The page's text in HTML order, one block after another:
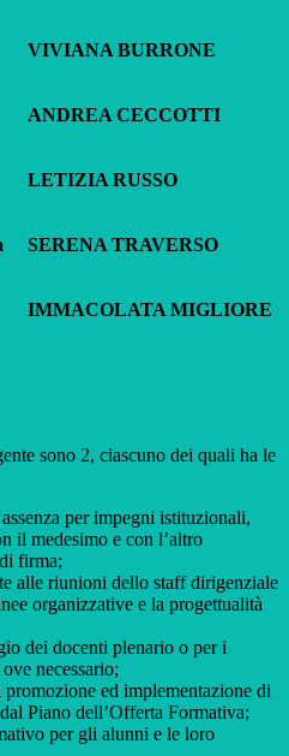
VIVIANA BURRONE
ANDREA CECCOTTI
LETIZIA RUSSO
SERENA TRAVERSO
IMMACOLATA MIGLIORE
sono 2, ciascuno dei quali ha le
per impegni istituzionali,
il medesimo e con l’altro
firma;
alle riunioni dello staff dirigenziale
organizzative e la progettualità
dei docenti plenario o per i
necessario;
ed implementazione di
Piano dell’Offerta Formativa;
per gli alunni e le loro